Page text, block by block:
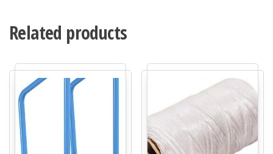
Related products